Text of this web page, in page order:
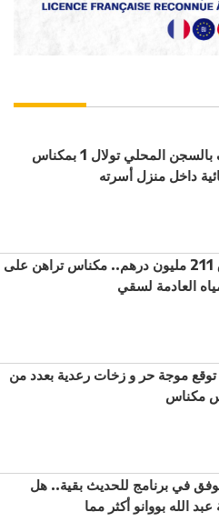
وفاة موظف بالسجن المحلي تولال 1 بمكناس
داخل منزل أسرته
باستثمار يفوق 211 مليون درهم.. مكناس تراهن على
العادمة لسقي
توقع موجة حر و زخات رعدية بعدد من
مكناس
في برنامج للحديث بقية.. هل
الله بووانو أكثر مما